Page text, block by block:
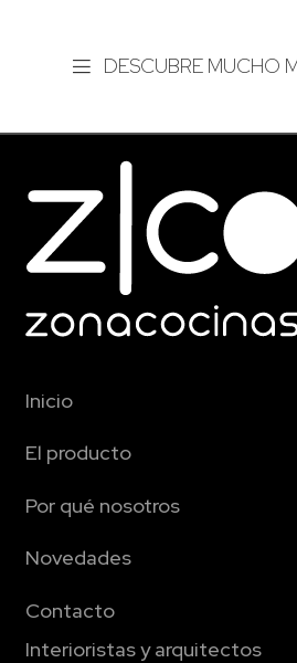
DESCUBRE MUCHO
Inicio
El producto
Por qué nosotros
Novedades
Contacto
Interioristas y arquitectos